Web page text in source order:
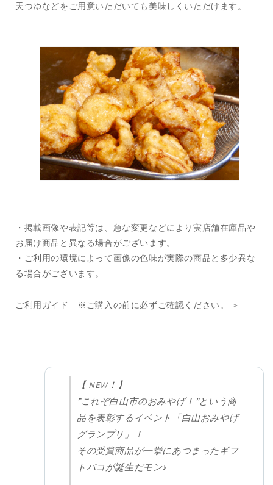
天つゆなどをご用意いただいても美味しくいただけます。
・掲載画像や表記等は、急な変更などにより実店舗在庫品や
お届け商品と異なる場合がございます。
・ご利用の環境によって画像の色味が実際の商品と多少異な
る場合がございます。
ご利用ガイド ※ご購入の前に必ずご確認ください。 ＞
【 NEW！】
”これぞ白山市のおみやげ！”という商
品を表彰するイベント「白山おみやげ
グランプリ」！
その受賞商品が一挙にあつまったギフ
トバコが誕生だモン♪